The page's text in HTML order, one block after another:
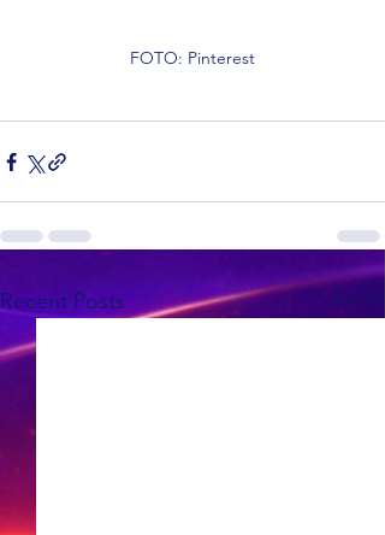
FOTO: Pinterest
Recent Posts See All